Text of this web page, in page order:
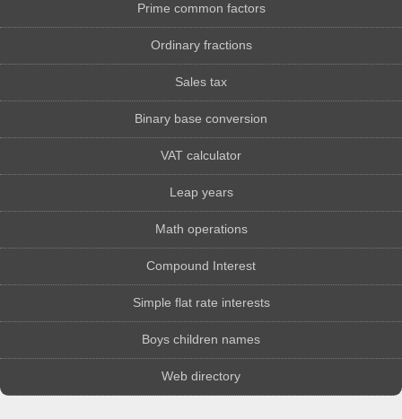
Prime common factors
Ordinary fractions
Sales tax
Binary base conversion
VAT calculator
Leap years
Math operations
Compound Interest
Simple flat rate interests
Boys children names
Web directory